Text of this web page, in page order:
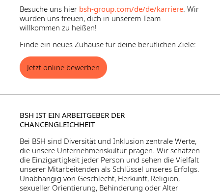
Besuche uns hier bsh-group.com/de/de/karriere. Wir
würden uns freuen, dich in unserem Team
willkommen zu heißen!
Finde ein neues Zuhause für deine beruflichen Ziele:
Jetzt online bewerben
BSH IST EIN ARBEITGEBER DER
CHANCENGLEICHHEIT
Bei BSH sind Diversität und Inklusion zentrale Werte,
die unsere Unternehmenskultur prägen. Wir schätzen
die Einzigartigkeit jeder Person und sehen die Vielfalt
unserer Mitarbeitenden als Schlüssel unseres Erfolgs.
Unabhängig von Geschlecht, Herkunft, Religion,
sexueller Orientierung, Behinderung oder Alter